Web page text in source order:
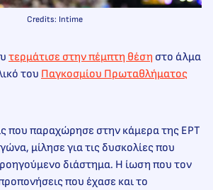
Credits: Intime
τερμάτισε στην πέμπτη θέση στο άλμα
του Παγκοσμίου Πρωταθλήματος
που παραχώρησε στην κάμερα της ΕΡΤ
μίλησε για τις δυσκολίες που
διάστημα. Η ίωση που τον
που έχασε και το